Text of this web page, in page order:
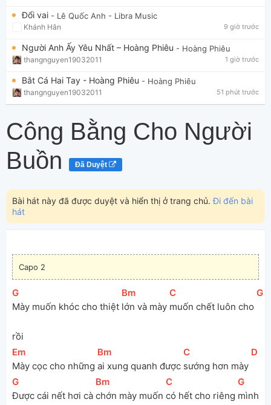
Đổi vai - Lê Quốc Anh - Libra Music
Khánh Hân 9 giờ trước
Người Anh Ấy Yêu Nhất – Hoàng Phiêu - Hoàng Phiêu
thangnguyen19032011 1 giờ trước
Bắt Cá Hai Tay - Hoàng Phiêu - Hoàng Phiêu
thangnguyen19032011 51 phút trước
Công Bằng Cho Người
Buồn
Đã Duyệt
Bài hát này đã được duyệt và hiển thị ở trang chủ.Đi đến bài
hát
Capo 2
[
G
Mày muốn khóc cho thiệt
[Bm
lớn và mày
[
C
muốn chết luôn cho
[
G
rồi
[Em
Mày cọc cho những
[Bm
ai xung quanh được
[
C
sướng hơn mày
[D
[
G
Được cái nết hơi cà
[Bm
chớn mày muốn
[
C
có hết cho riêng
[
G
mình